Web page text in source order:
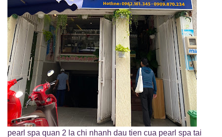
pearl spa quan 2 la chi nhanh dau tien cua pearl spa tai